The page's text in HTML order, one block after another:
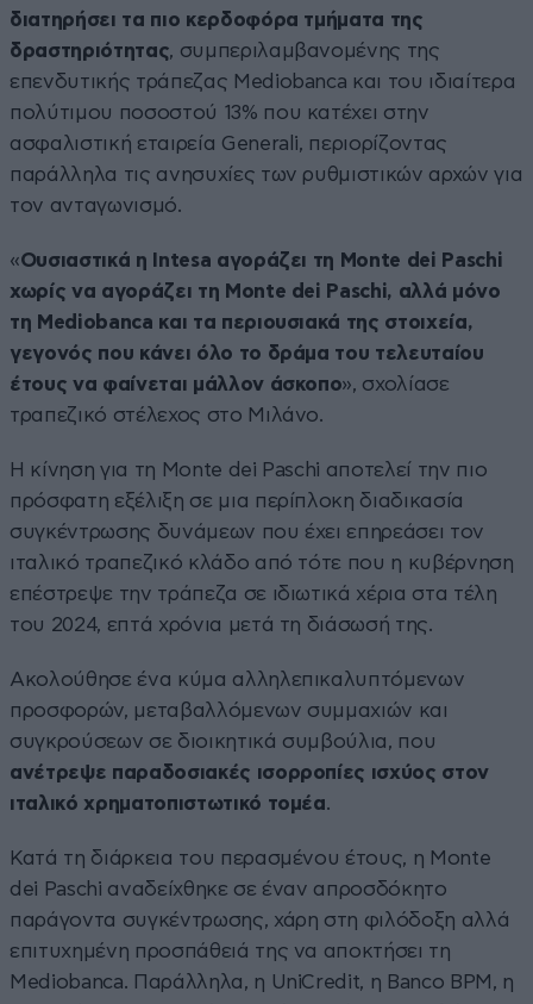
διατηρήσει τα πιο κερδοφόρα τμήματα της
δραστηριότητας, συμπεριλαμβανομένης της
επενδυτικής τράπεζας Mediobanca και του ιδιαίτερα
πολύτιμου ποσοστού 13% που κατέχει στην
ασφαλιστική εταιρεία Generali, περιορίζοντας
παράλληλα τις ανησυχίες των ρυθμιστικών αρχών για
τον ανταγωνισμό.
«Ουσιαστικά η Intesa αγοράζει τη Monte dei Paschi
χωρίς να αγοράζει τη Monte dei Paschi, αλλά μόνο
τη Mediobanca και τα περιουσιακά της στοιχεία,
γεγονός που κάνει όλο το δράμα του τελευταίου
έτους να φαίνεται μάλλον άσκοπο», σχολίασε
τραπεζικό στέλεχος στο Μιλάνο.
Η κίνηση για τη Monte dei Paschi αποτελεί την πιο
πρόσφατη εξέλιξη σε μια περίπλοκη διαδικασία
συγκέντρωσης δυνάμεων που έχει επηρεάσει τον
ιταλικό τραπεζικό κλάδο από τότε που η κυβέρνηση
επέστρεψε την τράπεζα σε ιδιωτικά χέρια στα τέλη
του 2024, επτά χρόνια μετά τη διάσωσή της.
Ακολούθησε ένα κύμα αλληλεπικαλυπτόμενων
προσφορών, μεταβαλλόμενων συμμαχιών και
συγκρούσεων σε διοικητικά συμβούλια, που
ανέτρεψε παραδοσιακές ισορροπίες ισχύος στον
ιταλικό χρηματοπιστωτικό τομέα.
Κατά τη διάρκεια του περασμένου έτους, η Monte
dei Paschi αναδείχθηκε σε έναν απροσδόκητο
παράγοντα συγκέντρωσης, χάρη στη φιλόδοξη αλλά
επιτυχημένη προσπάθειά της να αποκτήσει τη
Mediobanca. Παράλληλα, η UniCredit, η Banco BPM, η